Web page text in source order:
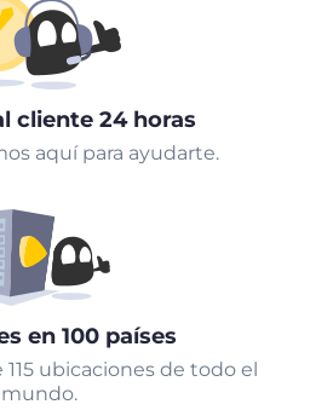
cliente 24 horas
aquí para ayudarte.
en 100 países
ubicaciones de todo el
mundo.